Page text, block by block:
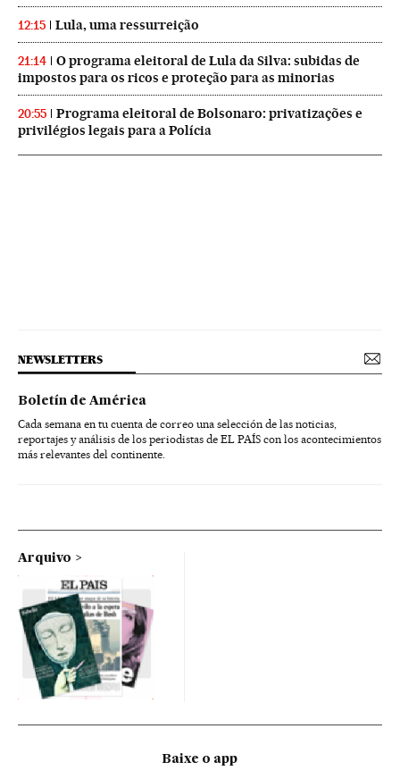
12:15 Lula, uma ressurreição
21:14
O programa eleitoral de Lula da Silva: subidas de
impostos para os ricos e proteção para as minorias
20:55
Programa eleitoral de Bolsonaro: privatizações e
privilégios legais para a Polícia
NEWSLETTERS
Boletín de América
Cada semana en tu cuenta de correo una selección de las noticias,
reportajes y análisis de los periodistas de EL PAÍS con los acontecimientos
más relevantes del continente.
Arquivo
Baixe o app